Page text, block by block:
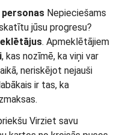
Nepieciešams
jūsu progresu?
. Apmeklētājiem
, kas nozīmē, ka viņi var
neriskējot nejauši
ir tas, ka
Virziet savu